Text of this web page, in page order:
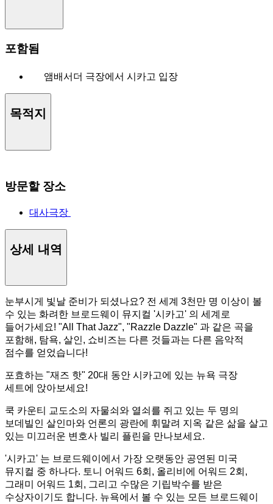
포함됨
앰배서더 극장에서 시카고 입장
목적지
방문할 장소
대사극장
상세 내역
눈부시게 빛날 준비가 되셨나요? 전 세계 3천만 명 이상이 볼
수 있는 화려한 브로드웨이 뮤지컬 '시카고' 의 세계로
들어가세요! "All That Jazz", "Razzle Dazzle" 과 같은 곡을
포함해, 탐욕, 살인, 쇼비즈는 다른 것들과는 다른 음악적
점수를 얻었습니다!
포효하는 "재즈 핫" 20대 동안 시카고에 있는 뉴욕 극장
세트에 앉아보세요!
쿡 카운티 교도소의 자물쇠와 열쇠를 쥐고 있는 두 명의
보데빌인 살인마와 언론의 광란에 휘말려 지옥 같은 삶을 살고
있는 미끄러운 변호사 빌리 플린을 만나보세요.
'시카고' 는 브로드웨이에서 가장 오랫동안 공연된 미국
뮤지컬 중 하나다. 토니 어워드 6회, 올리비에 어워드 2회,
그래미 어워드 1회, 그리고 수많은 기립박수를 받은
수상자이기도 합니다. 뉴욕에서 볼 수 있는 모든 브로드웨이